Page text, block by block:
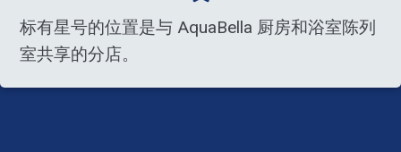
标有星号的位置是与 AquaBella 厨房和浴室陈列
室共享的分店。